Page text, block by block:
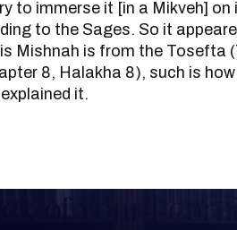
to immerse it [in a Mikveh] on
to the Sages. So it
Mishnah is from the Tosefta
8, Halakha 8), such is
it.
of your